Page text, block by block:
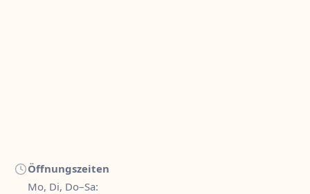
Öffnungszeiten
Mo, Di, Do–Sa: